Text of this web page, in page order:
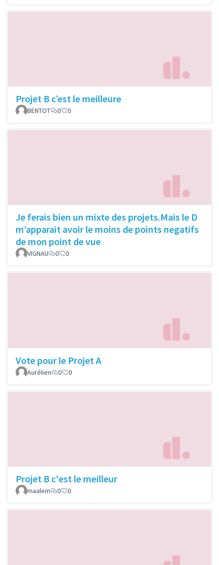
Projet B c’est le meilleure
BENTOT 0 0
Je ferais bien un mixte des projets.Mais le D
m’apparait avoir le moins de points negatifs
de mon point de vue
VIGNAU 0 0
Vote pour le Projet A
Aurélien 0 0
Projet B c'est le meilleur
maalem 0 0